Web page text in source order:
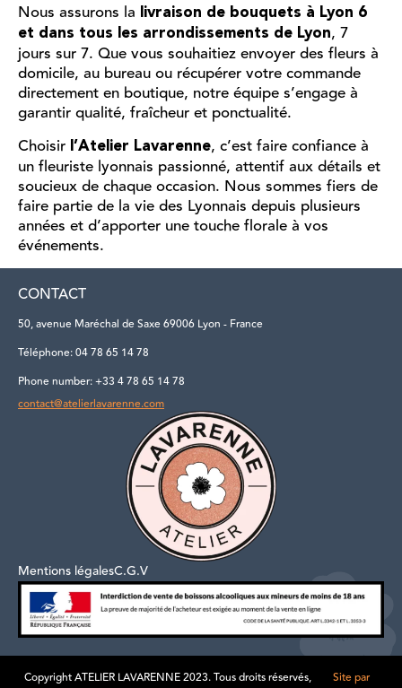
Nous assurons la livraison de bouquets à Lyon 6
et dans tous les arrondissements de Lyon, 7
jours sur 7. Que vous souhaitiez envoyer des fleurs à
domicile, au bureau ou récupérer votre commande
directement en boutique, notre équipe s’engage à
garantir qualité, fraîcheur et ponctualité.
Choisir l’Atelier Lavarenne, c’est faire confiance à
un fleuriste lyonnais passionné, attentif aux détails et
soucieux de chaque occasion. Nous sommes fiers de
faire partie de la vie des Lyonnais depuis plusieurs
années et d’apporter une touche florale à vos
événements.
CONTACT
50, avenue Maréchal de Saxe 69006 Lyon - France
Téléphone: 04 78 65 14 78
Phone number: +33 4 78 65 14 78
contact@atelierlavarenne.com
Mentions légalesC.G.V
Copyright ATELIER LAVARENNE 2023. Tous droits réservés, Site par